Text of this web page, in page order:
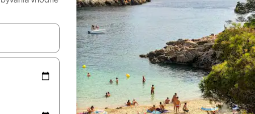
si ich prechádzať pomocou klávesov so šípkami nahor a nadol alebo